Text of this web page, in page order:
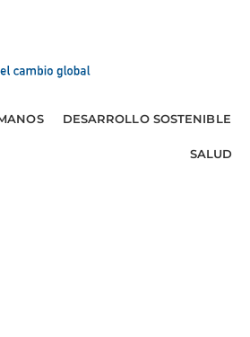
DESARROLLO SOSTENIBLE
SALUD